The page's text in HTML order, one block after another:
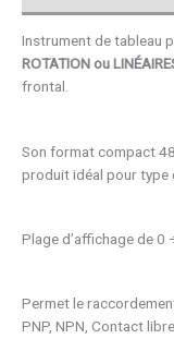
Instrument de tableau
ROTATION ou
frontal.
Son format compact
produit idéal pour type
Plage d’affichage de
Permet le
PNP, NPN, Contact